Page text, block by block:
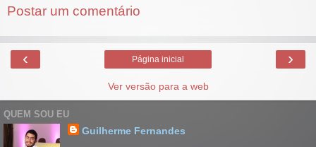
Postar um comentário
‹ ›
Página inicial
Ver versão para a web
QUEM SOU EU
Guilherme Fernandes